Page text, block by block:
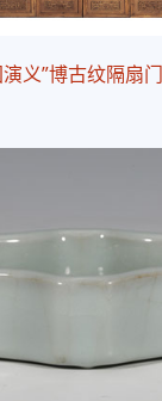
演义”博古纹隔扇